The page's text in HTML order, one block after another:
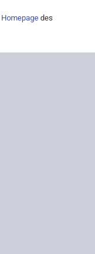
Homepage des